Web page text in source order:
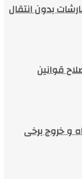
بدون انتقال
قوانین
و خروج برخی